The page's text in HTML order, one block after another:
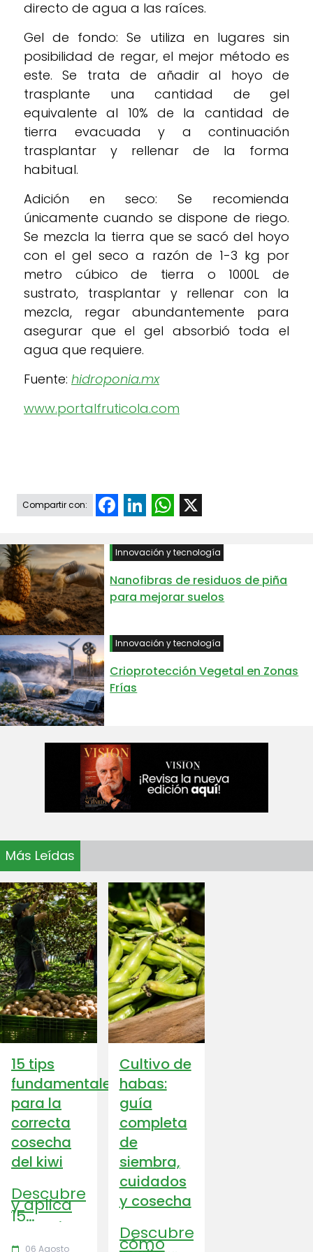
directo de agua a las raíces.
Gel de fondo: Se utiliza en lugares sin
posibilidad de regar, el mejor método es
este. Se trata de añadir al hoyo de
trasplante una cantidad de gel
equivalente al 10% de la cantidad de
tierra evacuada y a continuación
trasplantar y rellenar de la forma
habitual.
Adición en seco: Se recomienda
únicamente cuando se dispone de riego.
Se mezcla la tierra que se sacó del hoyo
con el gel seco a razón de 1-3 kg por
metro cúbico de tierra o 1000L de
sustrato, trasplantar y rellenar con la
mezcla, regar abundantemente para
asegurar que el gel absorbió toda el
agua que requiere.
Fuente: hidroponia.mx
www.portalfruticola.com
Compartir con: FacebookLinkedInWhatsApp
Innovación y tecnología
Nanofibras de residuos de piña
para mejorar suelos
Innovación y tecnología
Crioprotección Vegetal en Zonas
Frías
Más Leídas
15 tips
fundamentales
para la
correcta
cosecha
del kiwi
Descubre
y aplica
15
consejos
calendar_today
06 Agosto
Cultivo de
habas:
guía
completa
de
siembra,
cuidados
y cosecha
Descubre
cómo